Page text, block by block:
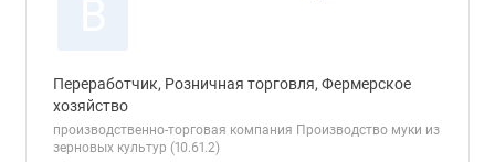
Переработчик, Розничная торговля, Фермерское
хозяйство
производственно-торговая компания Производство муки из
зерновых культур (10.61.2)